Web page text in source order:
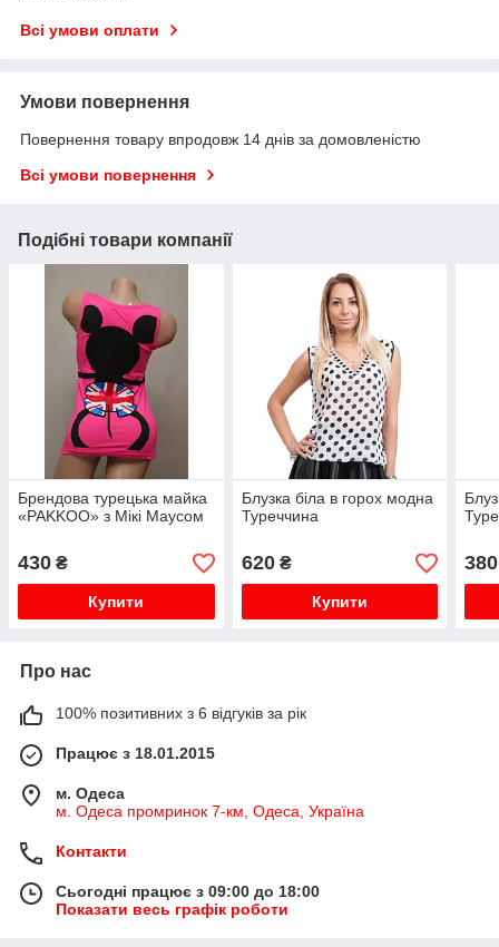
Всі умови оплати
Умови повернення
Повернення товару впродовж 14 днів за домовленістю
Всі умови повернення
Подібні товари компанії
Брендова турецька майка
«PAKKOO» з Мікі Маусом
430 ₴
Купити
Блузка біла в горох модна
Туреччина
620₴
Купити
380
Про нас
100% позитивних з 6 відгуків за рік
Працює з 18.01.2015
м. Одеса
м. Одеса промринок 7-км, Одеса, Україна
Контакти
Сьогодні працює з 09:00 до 18:00
Показати весь графік роботи